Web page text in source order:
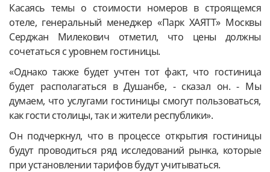
Касаясь темы о стоимости номеров в строящемся
отеле, генеральный менеджер «Парк ХАЯТТ» Москвы
Серджан Милекович отметил, что цены должны
сочетаться с уровнем гостиницы.
«Однако также будет учтен тот факт, что гостиница
будет располагаться в Душанбе, - сказал он. - Мы
думаем, что услугами гостиницы смогут пользоваться,
как гости столицы, так и жители республики».
Он подчеркнул, что в процессе открытия гостиницы
будут проводиться ряд исследований рынка, которые
при установлении тарифов будут учитываться.